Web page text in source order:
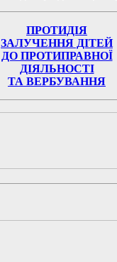
ПРОТИДІЯ
ЗАЛУЧЕННЯ ДІТЕЙ
ДО ПРОТИПРАВНОЇ
ДІЯЛЬНОСТІ
ТА ВЕРБУВАННЯ